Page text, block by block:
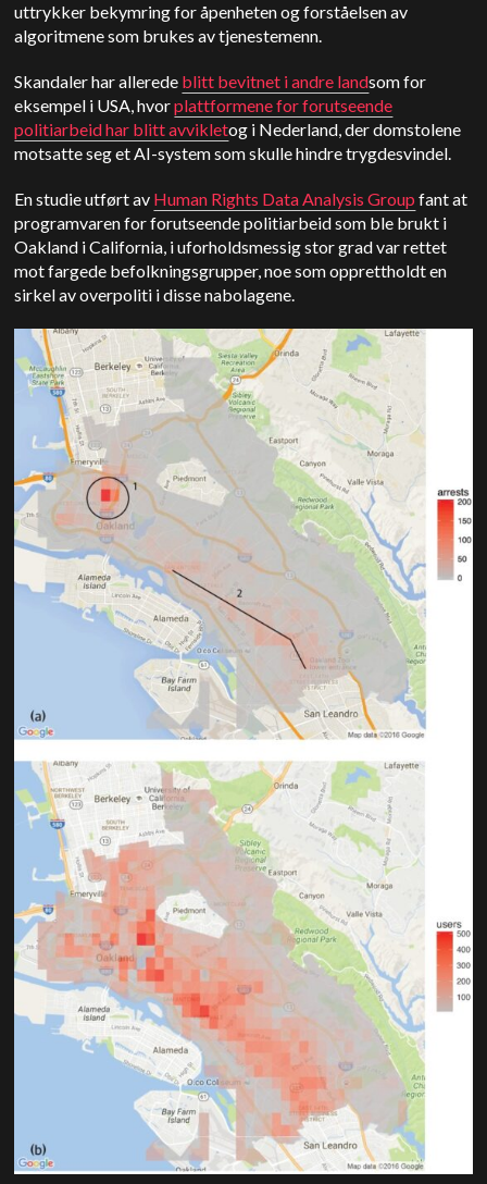
uttrykker bekymring for åpenheten og forståelsen av
algoritmene som brukes av tjenestemenn.
Skandaler har allerede blitt bevitnet i andre landsom for
eksempel i USA, hvorplattformene for forutseende
politiarbeid har blitt avvikletog i Nederland, der domstolene
motsatte seg et AI-system som skulle hindre trygdesvindel.
En studie utført av Human Rights Data Analysis Group fant at
programvaren for forutseende politiarbeid som ble brukt i
Oakland i California, i uforholdsmessig stor grad var rettet
mot fargede befolkningsgrupper, noe som opprettholdt en
sirkel av overpoliti i disse nabolagene.